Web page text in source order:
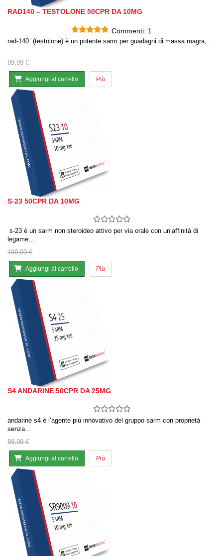
RAD140 – TESTOLONE 50CPR DA 10MG
Commenti: 1
rad-140 (testolone) è un potente sarm per guadagni di massa magra,…
89,99 €
Aggiungi al carrello Più
S-23 50CPR DA 10MG
s-23 è un sarm non steroideo attivo per via orale con un’affinità di
legame…
100,00 €
Aggiungi al carrello Più
S4 ANDARINE 50CPR DA 25MG
andarine s4 è l’agente più innovativo del gruppo sarm con proprietà
senza…
89,99 €
Aggiungi al carrello Più